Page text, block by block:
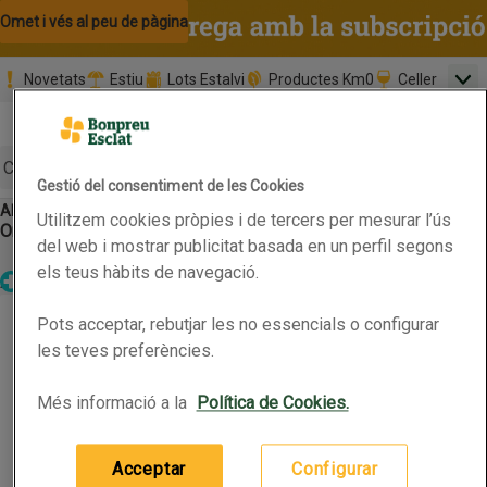
Omet i vés al contingut
Omet i vés a la cerca
Omet i vés al peu de pàgina
Novetats Estiu Lots Estalvi Productes Km0 Celler
Promoció clients nous
Botó del menú principal
Alimentació infantil Galetes
Ordena Obre-ho per veure una llista de les opcions d'ordenació
Primer els
preferits
FiltraMarques Característiques
Altres
Parafarmàcia
ALMIRÓN Galetes infantils de cereals
0.18kg (13,83 € per quilo)
Afegeix
Gestió del consentiment de les Cookies
Utilitzem cookies pròpies i de tercers per mesurar l’ús
del web i mostrar publicitat basada en un perfil segons
els teus hàbits de navegació.
Pots acceptar, rebutjar les no essencials o configurar
les teves preferències.
Més informació a la Política de Cookies.
Configurar
Acceptar